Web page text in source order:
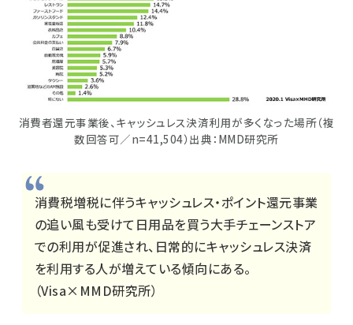
消費者還元事業後、キャッシュレス決済利用が多くなった場所（複
数回答可／n=41,504）出典：MMD研究所
消費税増税に伴うキャッシュレス・ポイント還元事業
の追い風も受けて日用品を買う大手チェーンストア
での利用が促進され、日常的にキャッシュレス決済
を利用する人が増えている傾向にある。
（Visa×MMD研究所）